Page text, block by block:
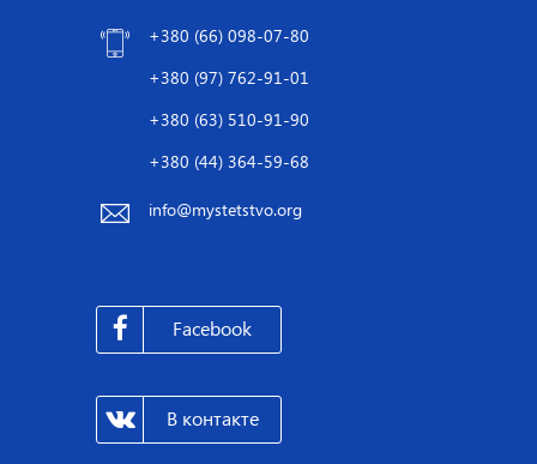
+380 (66) 098-07-80
+380 (97) 762-91-01
+380 (63) 510-91-90
+380 (44) 364-59-68
info@mystetstvo.org
Facebook
В контакте